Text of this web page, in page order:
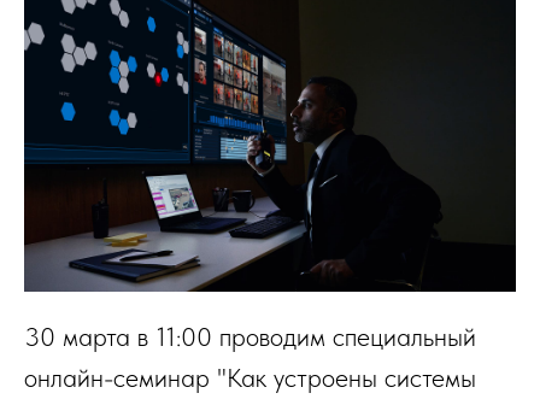
30 марта в 11:00 проводим специальный
онлайн-семинар "Как устроены системы